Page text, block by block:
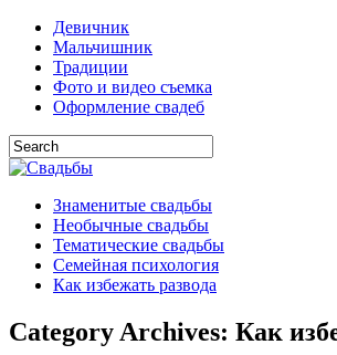
Девичник
Мальчишник
Традиции
Фото и видео съемка
Оформление свадеб
Знаменитые свадьбы
Необычные свадьбы
Тематические свадьбы
Семейная психология
Как избежать развода
Category Archives: Как